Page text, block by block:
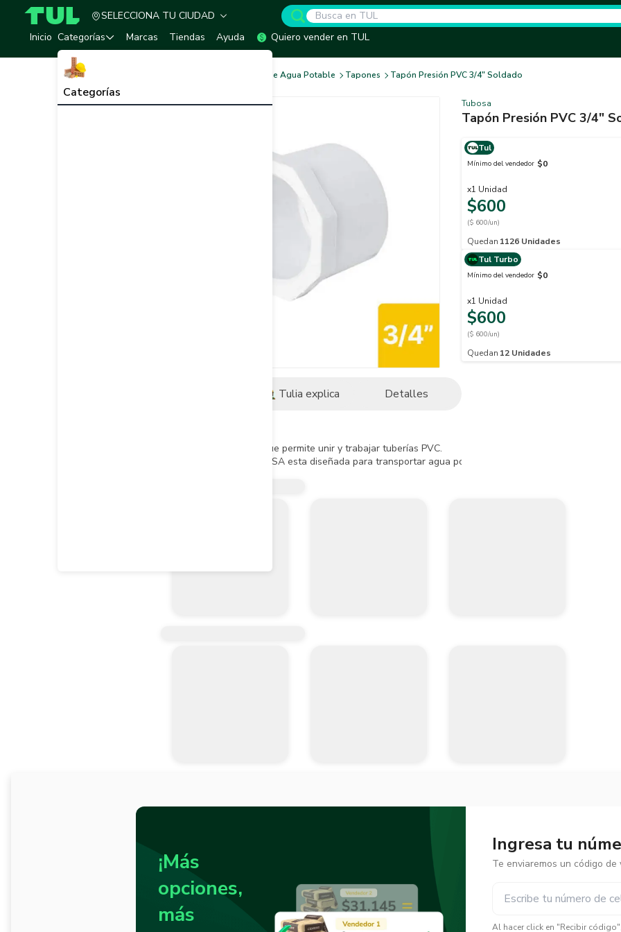
TUL - Tu Marketplace de Construcción
SELECCIONA TU CIUDAD
Inicio Categorías
Categorías
Marcas Tiendas Ayuda Quiero vender en TUL
Redes de Agua Potable Tapones Tapón Presión PVC 3/4" Soldado
Tulia explica Detalles
Accesorio complementario que permite unir y trabajar tuberías PVC.
El sistema presión lisa TUBOSA esta diseñada para transportar agua potables de manera rápida y
Tubosa
Tapón Presión
Tul
Mínimo del vendedor $0
x1 Unidad
$600
($ 600/un)
Quedan 1126 Unidades
Tul Turbo
Mínimo del vendedor $0
x1 Unidad
$600
($ 600/un)
Quedan 12 Unidades
¡Más
opciones,
más
Ingresa tu
Te enviaremos un código de
Al hacer click en "Recibir